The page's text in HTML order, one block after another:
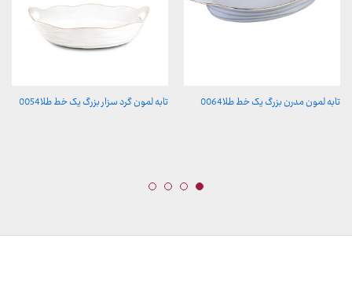
تابه لمون مدرن بزرگ یک خط طلا0064 تابه لمون گرد سزار بزرگ یک خط طلا0054